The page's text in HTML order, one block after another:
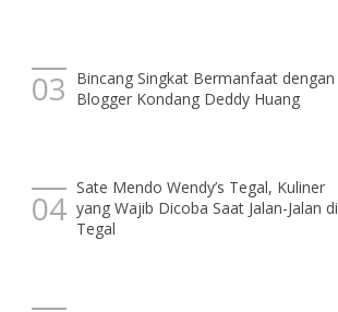
Bincang Singkat Bermanfaat dengan
Blogger Kondang Deddy Huang
Sate Mendo Wendy’s Tegal, Kuliner
yang Wajib Dicoba Saat Jalan-Jalan di
Tegal